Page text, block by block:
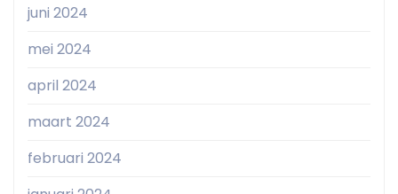
juni 2024
mei 2024
april 2024
maart 2024
februari 2024